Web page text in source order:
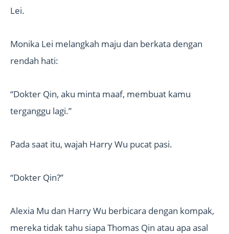
Lei.
Monika Lei melangkah maju dan berkata dengan
rendah hati:
“Dokter Qin, aku minta maaf, membuat kamu
terganggu lagi.”
Pada saat itu, wajah Harry Wu pucat pasi.
“Dokter Qin?”
Alexia Mu dan Harry Wu berbicara dengan kompak,
mereka tidak tahu siapa Thomas Qin atau apa asal